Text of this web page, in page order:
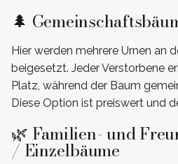
🌲
Hier werden mehrere Urnen an
beigesetzt. Jeder Verstorbene
Platz, während der Baum
Diese Option ist preiswert und
🌿 Familien- und
/ Einzelbäume